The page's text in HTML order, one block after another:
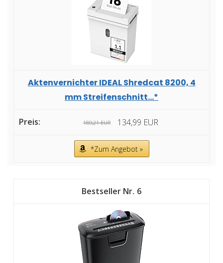
Aktenvernichter IDEAL Shredcat 8200, 4
mm Streifenschnitt...*
189,21 EUR 134,99 EUR
*Zum Angebot »
6